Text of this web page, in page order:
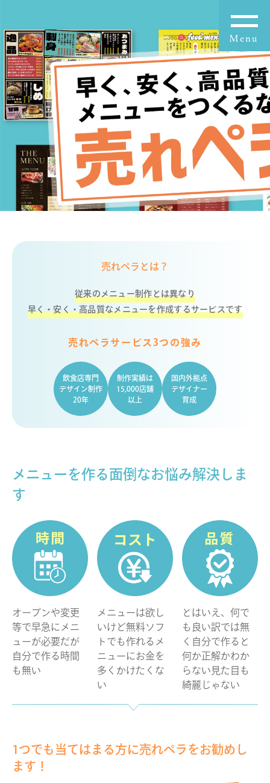
売れペラとは？
従来のメニュー制作とは異なり
早く・安く・高品質なメニューを作成するサービスです
売れペラサービス3つの強み
飲食店専門
デザイン制作
20年
制作実績は
15,000店舗
以上
国内外拠点
デザイナー
育成
メニューを作る面倒なお悩み解決しま
す
オープンや変更
等で早急にメニ
ューが必要だが
自分で作る時間
も無い
メニューは欲し
いけど無料ソフ
トでも作れるメ
ニューにお金を
多くかけたくな
い
とはいえ、何で
も良い訳では無
く自分で作ると
何か正解かわか
らない見た目も
綺麗じゃない
1つでも当てはまる方に売れペラをお勧めし
ます！